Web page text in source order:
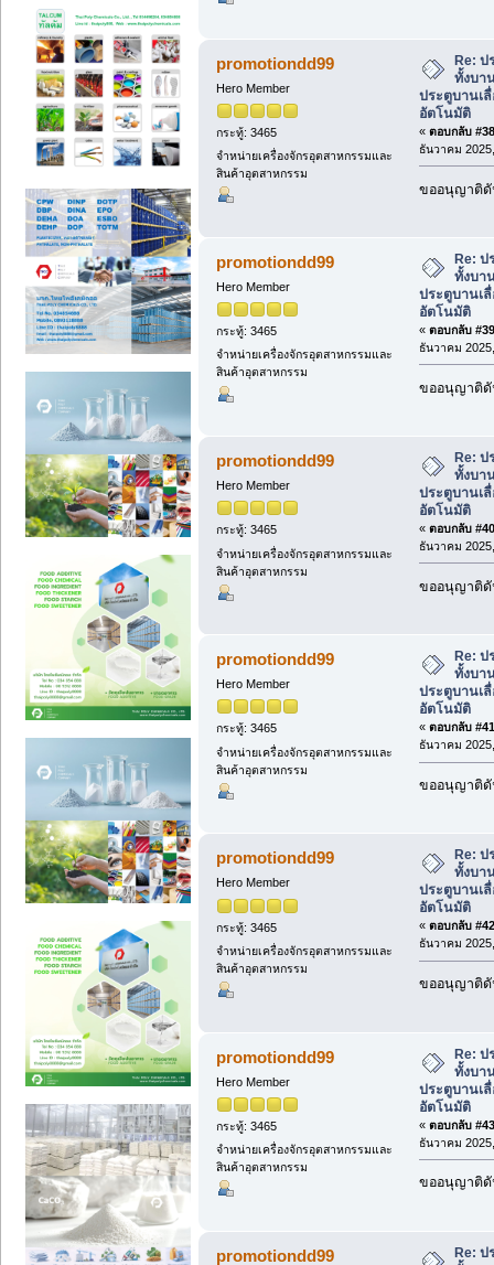
promotiondd99
Hero Member
กระทู้: 3465
จำหน่ายเครื่องจักรอุตสาหกรรมและ
สินค้าอุตสาหกรรม
Re: ป
ทั้งบา
ประตูบานเ
อัตโนมัติ
« ตอบกลับ
ธันวาคม
ขออนุญาติ
promotiondd99
Hero Member
กระทู้: 3465
จำหน่ายเครื่องจักรอุตสาหกรรมและ
สินค้าอุตสาหกรรม
Re: ป
ทั้งบา
ประตูบานเ
อัตโนมัติ
« ตอบกลับ
ธันวาคม
ขออนุญาติ
promotiondd99
Hero Member
กระทู้: 3465
จำหน่ายเครื่องจักรอุตสาหกรรมและ
สินค้าอุตสาหกรรม
Re: ป
ทั้งบา
ประตูบานเ
อัตโนมัติ
« ตอบกลับ
ธันวาคม
ขออนุญาติ
promotiondd99
Hero Member
กระทู้: 3465
จำหน่ายเครื่องจักรอุตสาหกรรมและ
สินค้าอุตสาหกรรม
Re: ป
ทั้งบา
ประตูบานเ
อัตโนมัติ
« ตอบกลับ
ธันวาคม
ขออนุญาติ
promotiondd99
Hero Member
กระทู้: 3465
จำหน่ายเครื่องจักรอุตสาหกรรมและ
สินค้าอุตสาหกรรม
Re: ป
ทั้งบา
ประตูบานเ
อัตโนมัติ
« ตอบกลับ
ธันวาคม
ขออนุญาติ
promotiondd99
Hero Member
กระทู้: 3465
จำหน่ายเครื่องจักรอุตสาหกรรมและ
สินค้าอุตสาหกรรม
Re: ป
ทั้งบา
ประตูบานเ
อัตโนมัติ
« ตอบกลับ
ธันวาคม
ขออนุญาติ
promotiondd99
Re: ป